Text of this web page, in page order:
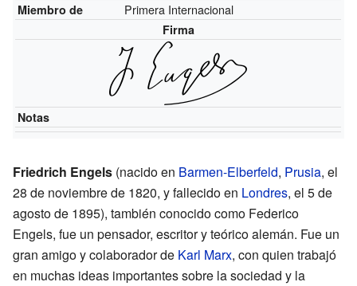
Miembro de Primera Internacional
Firma
Notas
Friedrich Engels (nacido en Barmen-Elberfeld, Prusia, el
28 de noviembre de 1820, y fallecido en Londres, el 5 de
agosto de 1895), también conocido como Federico
Engels, fue un pensador, escritor y teórico alemán. Fue un
gran amigo y colaborador de Karl Marx, con quien trabajó
en muchas ideas importantes sobre la sociedad y la